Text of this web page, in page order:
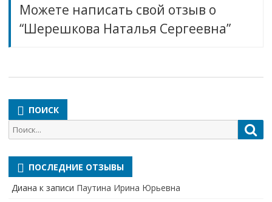
Можете написать свой отзыв о
“Шерешкова Наталья Сергеевна”
ПОИСК
Поиск
для:
ПОСЛЕДНИЕ ОТЗЫВЫ
Диана к записи Паутина Ирина Юрьевна